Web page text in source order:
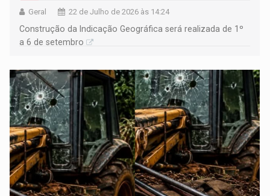
Geral 22 de Julho de 2026 às 14:24
Construção da Indicação Geográfica será realizada de 1º
a 6 de setembro